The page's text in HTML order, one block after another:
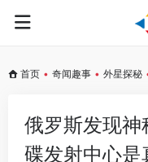
首页 • 奇闻趣事 • 外星探秘
俄罗斯发现神
碟发射中心是